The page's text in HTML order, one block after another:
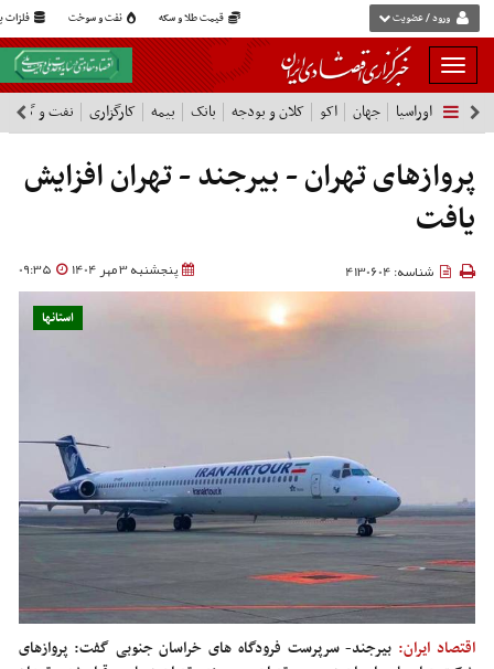
قیمت طلا و سکه نفت و سوخت فلزات ورود / عضویت
بار
و
بسته
نمودن
فهرست
اوراسیا جهان اکو کلان و بودجه بانک بیمه کارگزاری نفت و گاز
پروازهای تهران - بیرجند - تهران افزایش
یافت
پنجشنبه 3 مهر 1404 09:35 شناسه: 4130604
استانها
اقتصاد ایران: بیرجند- سرپرست فرودگاه های خراسان جنوبی گفت: پروازهای